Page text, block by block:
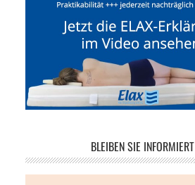
BLEIBEN SIE INFORMIERT